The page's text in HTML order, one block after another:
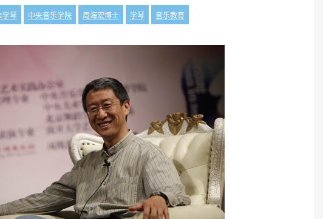
学琴 中央音乐学院 周海宏博士 学琴 音乐教育